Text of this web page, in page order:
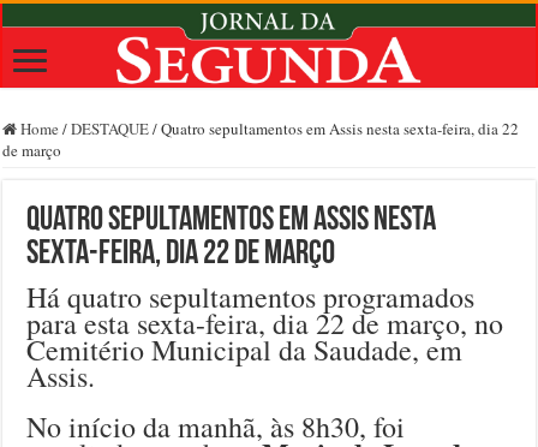
Home /DESTAQUE/Quatro sepultamentos em Assis nesta sexta-feira, dia 22
de março
Quatro sepultamentos em Assis nesta
sexta-feira, dia 22 de março
Há quatro sepultamentos programados
para esta sexta-feira, dia 22 de março, no
Cemitério Municipal da Saudade, em
Assis.
No início da manhã, às 8h30, foi